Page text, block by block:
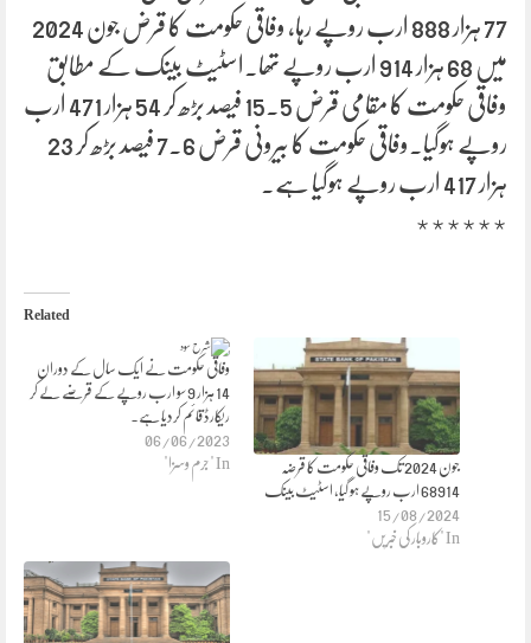
77 ہزار 888 ارب روپے رہا، وفاقی حکومت کا قرض جون 2024
میں 68 ہزار 914 ارب روپے تھا۔اسٹیٹ بینک کے مطابق
وفاقی حکومت کا مقامی قرض 15.5 فیصد بڑھ کر 54 ہزار 471 ارب
روپے ہوگیا۔وفاقی حکومت کا بیرونی قرض 7.6 فیصد بڑھ کر 23
ہزار 417 ارب روپے ہوگیا ہے۔
٭٭٭٭٭٭
Related
وفاقی حکومت نے ایک سال کے دوران
14 ہزار 9 سو ارب روپے کے قرضے لے کر
ریکارڈ قائم کردیا ہے۔
06/06/2023
In "جرم وسزا"
جون 2024 تک وفاقی حکومت کا قرضہ
68914 ارب روپے ہو گیا، اسٹیٹ بینک
15/08/2024
In "کاروبار کی خبریں"